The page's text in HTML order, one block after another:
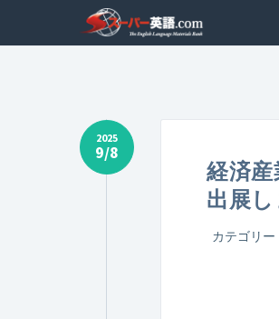
2025
9/8
経済
出展
カテゴリー